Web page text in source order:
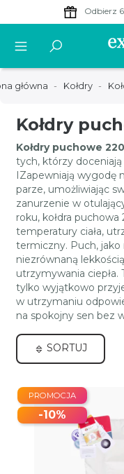
20%
główna Kołdry
Kołdry
Kołdry puchowe
tych, którzy
IZapewniają wygodę
parze, umożliwiając
zanurzenie w
roku, kołdra
temperatury ciała,
termiczny. Puch, jako
niezrównaną
utrzymywania ciepła.
tylko wyjątkowo
w utrzymaniu
na spokojny sen bez
SORTUJ
PROMOCJA
-10%